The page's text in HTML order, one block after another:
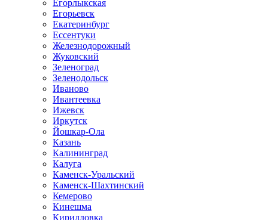
Егорлыкская
Егорьевск
Екатеринбург
Ессентуки
Железнодорожный
Жуковский
Зеленоград
Зеленодольск
Иваново
Ивантеевка
Ижевск
Иркутск
Йошкар-Ола
Казань
Калининград
Калуга
Каменск-Уральский
Каменск-Шахтинский
Кемерово
Кинешма
Кирилловка